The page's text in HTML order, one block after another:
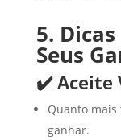
5.
Seus
✔️ Aceite
Quanto mais
ganhar.